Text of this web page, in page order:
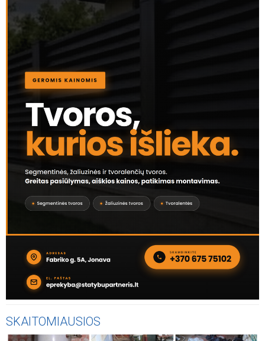
SKAITOMIAUSIOS